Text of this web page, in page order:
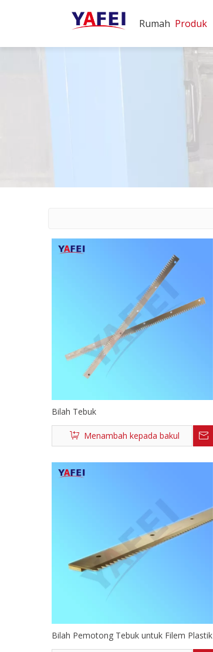
Rumah Produk
Bilah Tebuk
Menambah kepada bakul
Bilah Pemotong Tebuk untuk Filem Plastik